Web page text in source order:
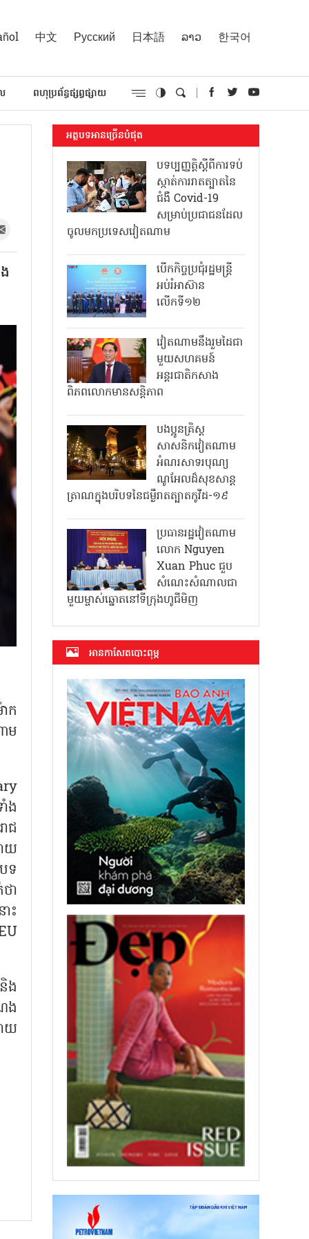
中文 Русский 日本語 ລາວ 한국어
ពហុប្រព័ន្ធផ្សព្វផ្សាយ
ក
ម
ង
ជ
យ
ទ
ា
ះ
ង
ង
យ
អត្ថបទអានច្រើនបំផុត
បទប្បញ្ញត្តិស្តីពីការទប់
ស្កាត់ការរាតត្បាតនៃ
ជំងឺ Covid-19
សម្រាប់ប្រជាជនដែល
ចូលមកប្រទេសវៀតណាម
បើកកិច្ចប្រជុំរដ្ឋមន្ត្រី
អប់រំអាស៊ាន
លើកទី១២
វៀតណាមនឹងរួមដៃជា
មួយសហគមន៍
អន្តរជាតិកសាង
ពិភពលោកមានសន្តិភាព
បងប្អូនគ្រិស្ត
សាសនិកវៀតណាម
អំណរសាទរបុណ្យ
ណូអែលដ៏សុខសាន្ត
ត្រាណក្នុងបរិបទនៃជម្ងឺរាតត្បាតកូវីដ-១៩
ប្រធានរដ្ឋវៀតណាម
លោក Nguyen
Xuan Phuc ជួប
សំណេះសំណាលជា
មួយម្ចាស់ឆ្នោតនៅទីក្រុងហូជីមិញ
អាន​កាសែត​បោះពុម្ភ